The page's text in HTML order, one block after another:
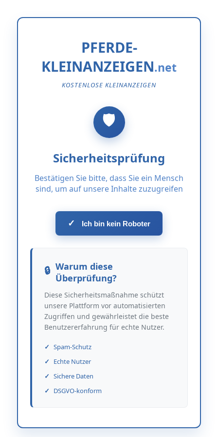
PFERDE-
KLEINANZEIGEN
KOSTENLOSE KLEINANZEIGEN
Sicherheitsprüfung
Bestätigen Sie bitte, dass Sie ein Mensch
sind, um auf unsere Inhalte zuzugreifen
✓ Ich bin kein Roboter
Warum diese
Überprüfung?
Diese Sicherheitsmaßnahme schützt
unsere Plattform vor automatisierten
Zugriffen und gewährleistet die beste
Benutzererfahrung für echte Nutzer.
Spam-Schutz
Echte Nutzer
Sichere Daten
DSGVO-konform